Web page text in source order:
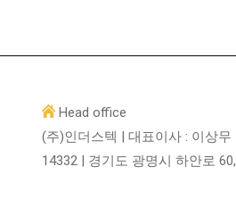
Head office
(주)인더스텍 | 대표이사 : 이상
14332 | 경기도 광명시 하안로